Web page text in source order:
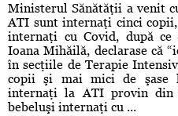
Ministerul Sănătăţii a venit
ATI sunt internaţi cinci
internaţi cu Covid, după
Ioana Mihăilă, declarase că
în secţiile de Terapie
copii şi mai mici de şase
internaţi la ATI provin din
bebeluşi internaţi cu ...